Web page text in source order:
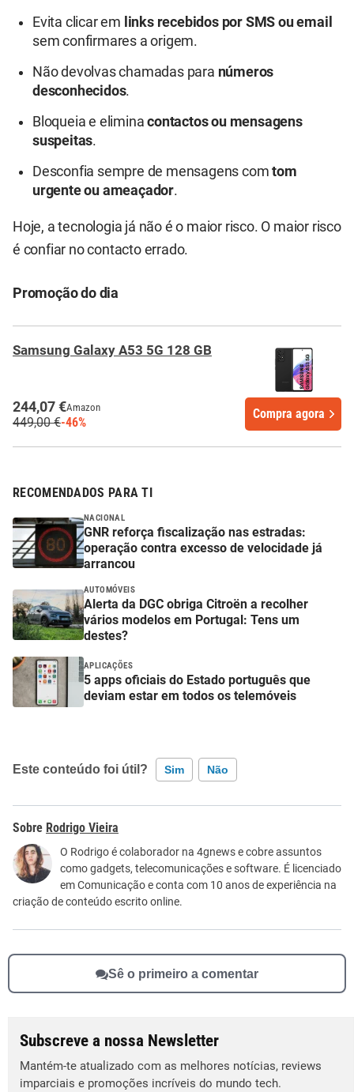
Evita clicar em links recebidos por SMS ou email
sem confirmares a origem.
Não devolvas chamadas para números
desconhecidos.
Bloqueia e eliminacontactos ou mensagens
suspeitas.
Desconfia sempre de mensagens comtom
urgente ou ameaçador.
Hoje, a tecnologia já não é o maior risco. O maior risco
é confiar no contacto errado.
Promoção do dia
Samsung Galaxy A53 5G 128 GB
244,07 €Amazon
449,00 €-46%
Compra agora
RECOMENDADOS PARA TI
NACIONAL
GNR reforça fiscalização nas estradas:
operação contra excesso de velocidade já
arrancou
AUTOMÓVEIS
Alerta da DGC obriga Citroën a recolher
vários modelos em Portugal: Tens um
destes?
APLICAÇÕES
5 apps oficiais do Estado português que
deviam estar em todos os telemóveis
Este conteúdo foi útil? Sim Não
Este conteúdo contém informação incorreta
Este conteúdo não tem a informação que procuro
Outro
Rodrigo Vieira
O Rodrigo é colaborador na 4gnews e cobre assuntos
como gadgets, telecomunicações e software. É licenciado
em Comunicação e conta com 10 anos de experiência na
criação de conteúdo escrito online.
Sê o primeiro a comentar
Subscreve a nossa Newsletter
Mantém-te atualizado com as melhores notícias, reviews
imparciais e promoções incríveis do mundo tech.